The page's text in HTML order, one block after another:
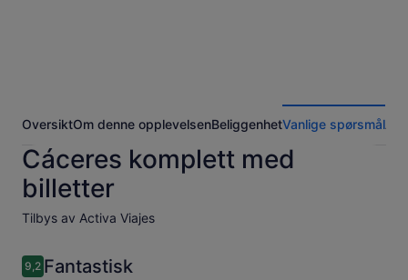
OversiktOm denne opplevelsenBeliggenhetVanlige spørsmål
Cáceres komplett med
billetter
Tilbys av Activa Viajes
Anmeldelser
9,29,2 av 10 –
Fantastisk